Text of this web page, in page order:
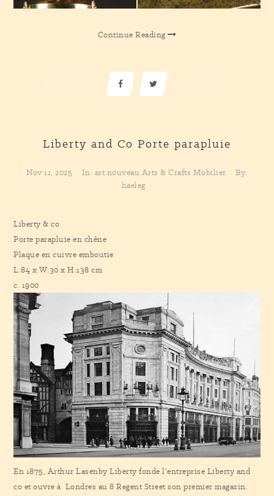
Continue Reading
Liberty and Co Porte parapluie
Nov 11, 2025 In: art nouveau Arts & Crafts Mobilier
By:
haeleg
Liberty & co
Porte parapluie en chêne
Plaque en cuivre emboutie
L:84 x W:30 x H:138 cm
c. 1900
En 1875, Arthur Lasenby Liberty fonde l’entreprise Liberty and
co et ouvre à Londres au 8 Regent Street son premier magasin.